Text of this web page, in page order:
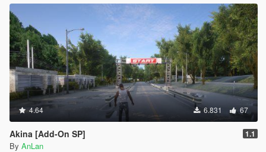
4.64 6.831 67
Akina [Add-On SP] 1.1
By AnLan